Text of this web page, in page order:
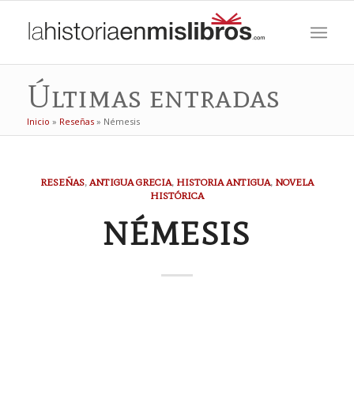
Últimas entradas
Inicio » Reseñas» Némesis
RESEÑAS, ANTIGUA GRECIA, HISTORIA ANTIGUA, NOVELA
HISTÓRICA
NÉMESIS